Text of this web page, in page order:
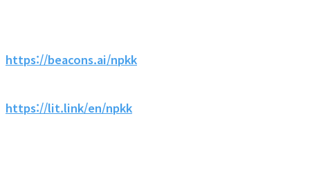
https://beacons.ai/npkk
https://lit.link/en/npkk